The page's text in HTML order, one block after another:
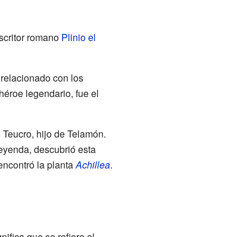
romano Plinio el
con los
legendario, fue el
hijo de Telamón.
descubrió esta
la plantaAchillea.